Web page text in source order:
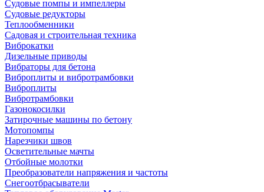
Судовые помпы и импеллеры
Судовые редукторы
Теплообменники
Садовая и строительная техника
Виброкатки
Дизельные приводы
Вибраторы для бетона
Виброплиты и вибротрамбовки
Виброплиты
Вибротрамбовки
Газонокосилки
Затирочные машины по бетону
Мотопомпы
Нарезчики швов
Осветительные мачты
Отбойные молотки
Преобразователи напряжения и частоты
Снегоотбрасыватели